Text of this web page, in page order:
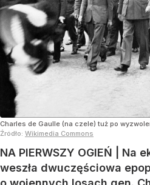
Charles de Gaulle (na czele) tuż po
Źródło: Wikimedia Commons
NA PIERWSZY OGIEŃ | Na
weszła dwuczęściowa